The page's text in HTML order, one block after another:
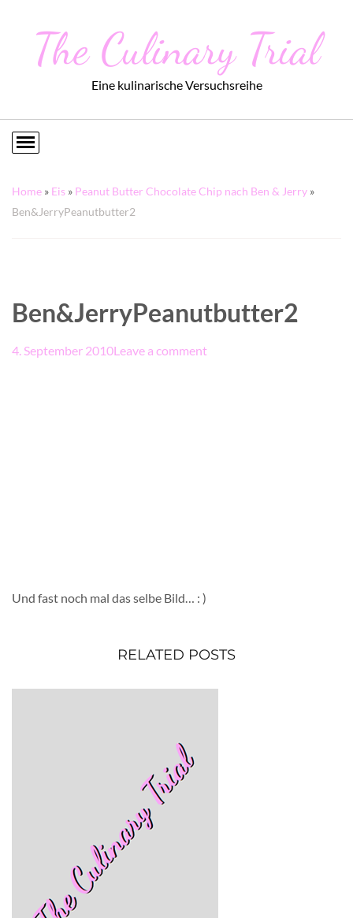
The Culinary Trial
Eine kulinarische Versuchsreihe
Home » Eis » Peanut Butter Chocolate Chip nach Ben & Jerry »
Ben&JerryPeanutbutter2
Ben&JerryPeanutbutter2
4. September 2010Leave a comment
Und fast noch mal das selbe Bild… : )
RELATED POSTS